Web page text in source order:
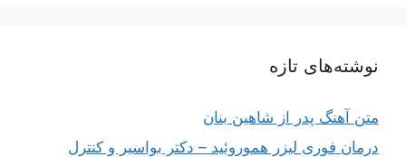
نوشته‌های تازه
متن آهنگ پدر از شاهین بنان
درمان فوری لیزر هموروئید – دکتر بواسیر و کنترل